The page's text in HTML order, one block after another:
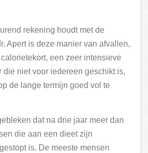
rekening houdt met de
Apert is deze manier van afvallen,
een zeer intensieve
die niet voor iedereen geschikt is,
de lange termijn goed vol te
dat na drie jaar meer dan
die aan een dieet zijn
is. De meeste mensen